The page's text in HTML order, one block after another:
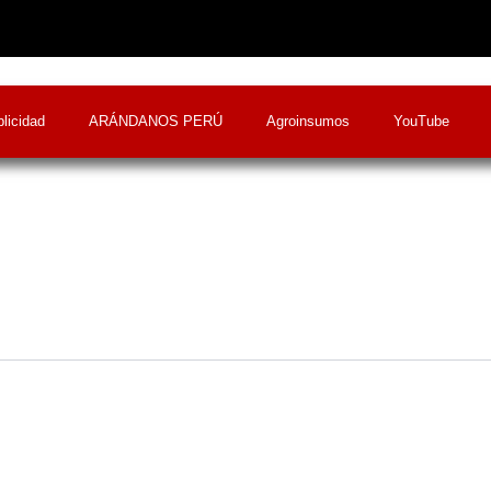
ARÁNDANOS PERÚ Agroinsumos YouTube